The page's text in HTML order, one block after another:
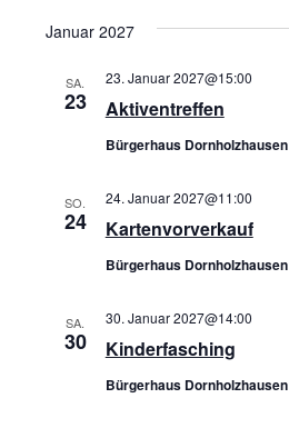
Januar 2027
SA.
23 Aktiventreffen
23. Januar 2027@15:00
Bürgerhaus Dornholzhausen
SO.
24 Kartenvorverkauf
24. Januar 2027@11:00
Bürgerhaus Dornholzhausen
SA.
30 Kinderfasching
30. Januar 2027@14:00
Bürgerhaus Dornholzhausen